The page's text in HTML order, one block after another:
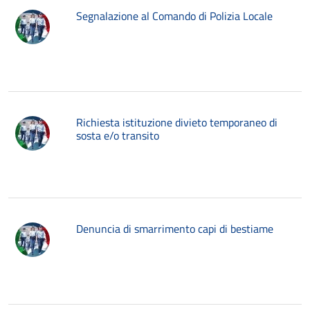
Segnalazione al Comando di Polizia Locale
Richiesta istituzione divieto temporaneo di
sosta e/o transito
Denuncia di smarrimento capi di bestiame